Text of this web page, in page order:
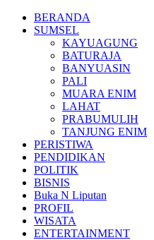
BERANDA
SUMSEL
KAYUAGUNG
BATURAJA
BANYUASIN
PALI
MUARA ENIM
LAHAT
PRABUMULIH
TANJUNG ENIM
PERISTIWA
PENDIDIKAN
POLITIK
BISNIS
Buka N Liputan
PROFIL
WISATA
ENTERTAINMENT